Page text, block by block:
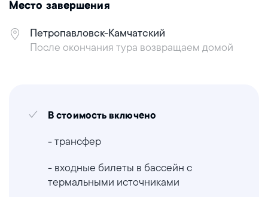
Место завершения
Петропавловск-Камчатский
После окончания тура возвращаем домой
В стоимость включено
- трансфер
- входные билеты в бассейн с
термальными источниками